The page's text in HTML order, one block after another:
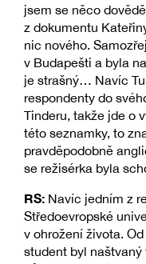
jsem se něco
z dokumentu
nic nového.
v Budapešti a byla
je strašný… Navíc
respondenty do
Tinderu, takže jde o
této seznamky, to
pravděpodobně
se režisérka byla
RS: Navíc jedním z
Středoevropské
v ohrožení života.
student byl